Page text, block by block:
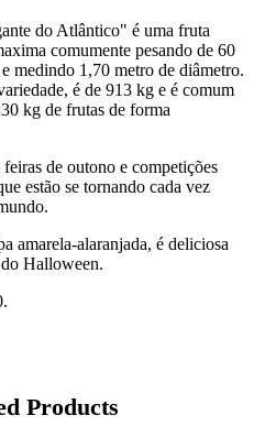
do Atlântico" é uma fruta
comumente pesando de 60
medindo 1,70 metro de diâmetro.
é de 913 kg e é comum
kg de frutas de forma
de outono e competições
estão se tornando cada vez
amarela-alaranjada, é deliciosa
do Halloween.
Products